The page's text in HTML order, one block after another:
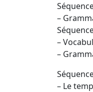
–
–
–
– Le